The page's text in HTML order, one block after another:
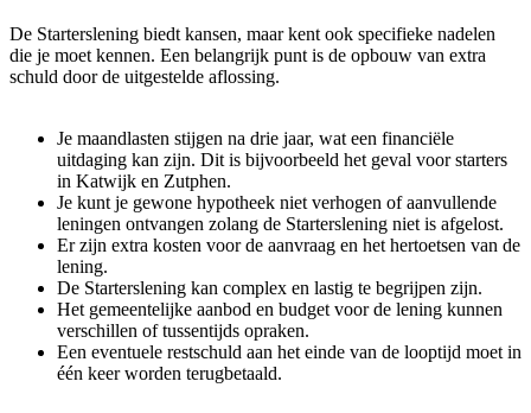
De Starterslening biedt kansen, maar kent ook specifieke nadelen
die je moet kennen. Een belangrijk punt is de opbouw van extra
schuld door de uitgestelde aflossing.
Je maandlasten stijgen na drie jaar, wat een financiële
uitdaging kan zijn. Dit is bijvoorbeeld het geval voor starters
in Katwijk en Zutphen.
Je kunt je gewone hypotheek niet verhogen of aanvullende
leningen ontvangen zolang de Starterslening niet is afgelost.
Er zijn extra kosten voor de aanvraag en het hertoetsen van de
lening.
De Starterslening kan complex en lastig te begrijpen zijn.
Het gemeentelijke aanbod en budget voor de lening kunnen
verschillen of tussentijds opraken.
Een eventuele restschuld aan het einde van de looptijd moet in
één keer worden terugbetaald.